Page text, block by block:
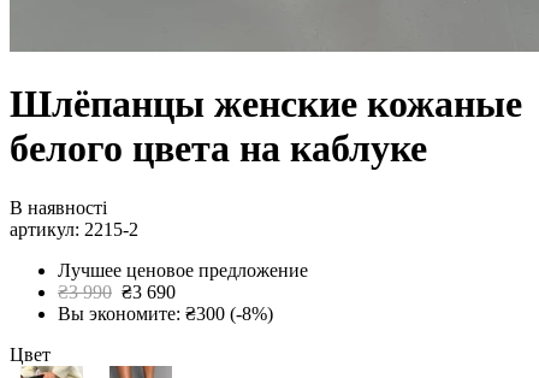
Шлёпанцы женские кожаные
белого цвета на каблуке
В наявності
артикул: 2215-2
Лучшее ценовое предложение
₴3 990 ₴3 690
Вы экономите: ₴300 (-8%)
Цвет